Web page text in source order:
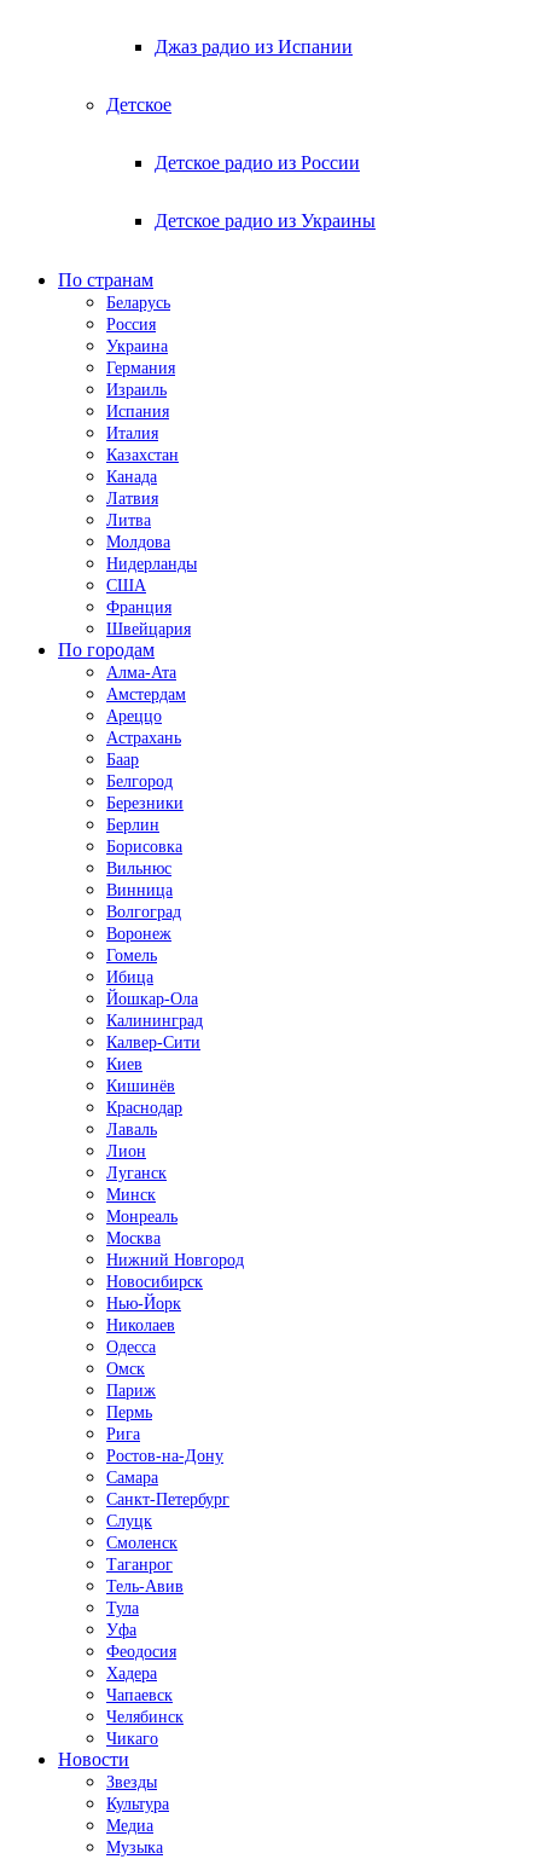
Джаз радио из Испании
Детское
Детское радио из России
Детское радио из Украины
По странам
Беларусь
Россия
Украина
Германия
Израиль
Испания
Италия
Казахстан
Канада
Латвия
Литва
Молдова
Нидерланды
США
Франция
Швейцария
По городам
Алма-Ата
Амстердам
Ареццо
Астрахань
Баар
Белгород
Березники
Берлин
Борисовка
Вильнюс
Винница
Волгоград
Воронеж
Гомель
Ибица
Йошкар-Ола
Калининград
Калвер-Сити
Киев
Кишинёв
Краснодар
Лаваль
Лион
Луганск
Минск
Монреаль
Москва
Нижний Новгород
Новосибирск
Нью-Йорк
Николаев
Одесса
Омск
Париж
Пермь
Рига
Ростов-на-Дону
Самара
Санкт-Петербург
Слуцк
Смоленск
Таганрог
Тель-Авив
Тула
Уфа
Феодосия
Хадера
Чапаевск
Челябинск
Чикаго
Новости
Звезды
Культура
Медиа
Музыка